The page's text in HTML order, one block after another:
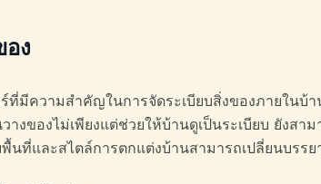
ง
ร์ที่มีความสำคัญในการจัดระเบียบสิ่งของภายในบ้
งของไม่เพียงแต่ช่วยให้บ้านดูเป็นระเบียบ ยังสา
นที่และสไตล์การตกแต่งบ้านสามารถเปลี่ยนบรร